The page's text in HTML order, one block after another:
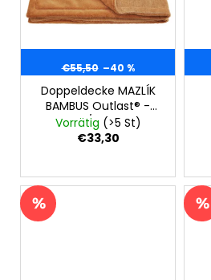
€55,50 –40 %
Doppeldecke MAZLÍK
BAMBUS Outlast® -
Camel/Honiggelb
Vorrätig (>5 St)
€33,30